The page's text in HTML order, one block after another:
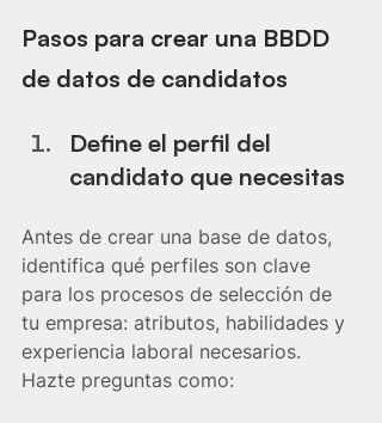
Pasos para crear una BBDD
de datos de candidatos
Define el perfil del
candidato que necesitas
Antes de crear una base de datos,
identifica qué perfiles son clave
para los procesos de selección de
tu empresa: atributos, habilidades y
experiencia laboral necesarios.
Hazte preguntas como: